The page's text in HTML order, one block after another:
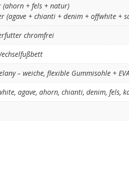
(ahorn + fels + natur)
(agave + chianti + denim + offwhite +
chromfrei
– weiche, flexible Gummisohle +
, agave, ahorn, chianti, denim, fels,